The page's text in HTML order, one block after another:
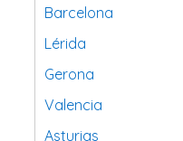
Barcelona
Lérida
Gerona
Valencia
Asturias